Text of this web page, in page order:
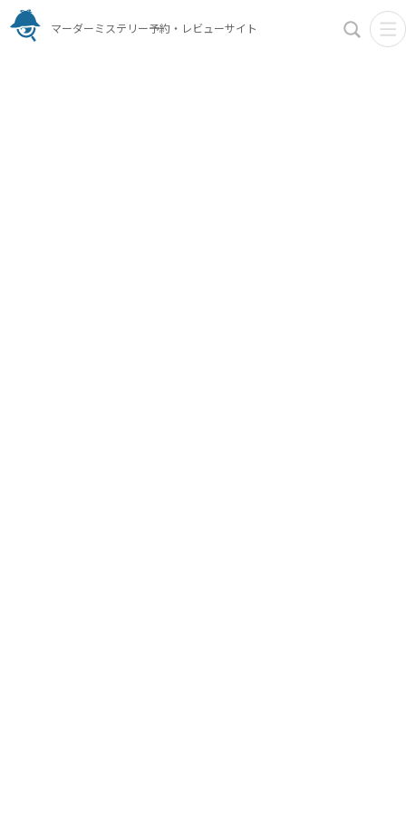
マーダーミステリー予約・レビューサイト